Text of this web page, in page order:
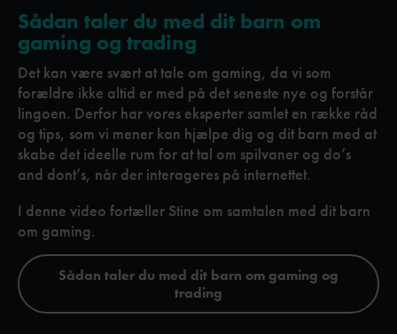
Sådan taler du med dit barn om
gaming og trading
Det kan være svært at tale om gaming, da vi som
forældre ikke altid er med på det seneste nye og forstår
lingoen. Derfor har vores eksperter samlet en række råd
og tips, som vi mener kan hjælpe dig og dit barn med at
skabe det ideelle rum for at tal om spilvaner og do’s
and dont’s, når der interageres på internettet.
I denne video fortæller Stine om samtalen med dit barn
om gaming.
Sådan taler du med dit barn om gaming og
trading